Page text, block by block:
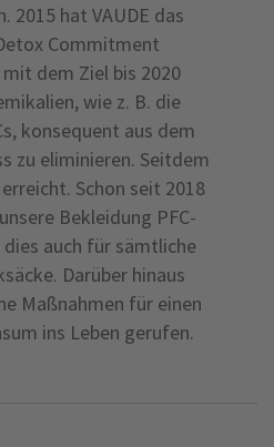
2015 hat VAUDE das
Commitment
dem Ziel bis 2020
wie z. B. die
konsequent aus dem
zu eliminieren. Seitdem
Schon seit 2018
Bekleidung PFC-
auch für sämtliche
Darüber hinaus
Maßnahmen für einen
ins Leben gerufen.